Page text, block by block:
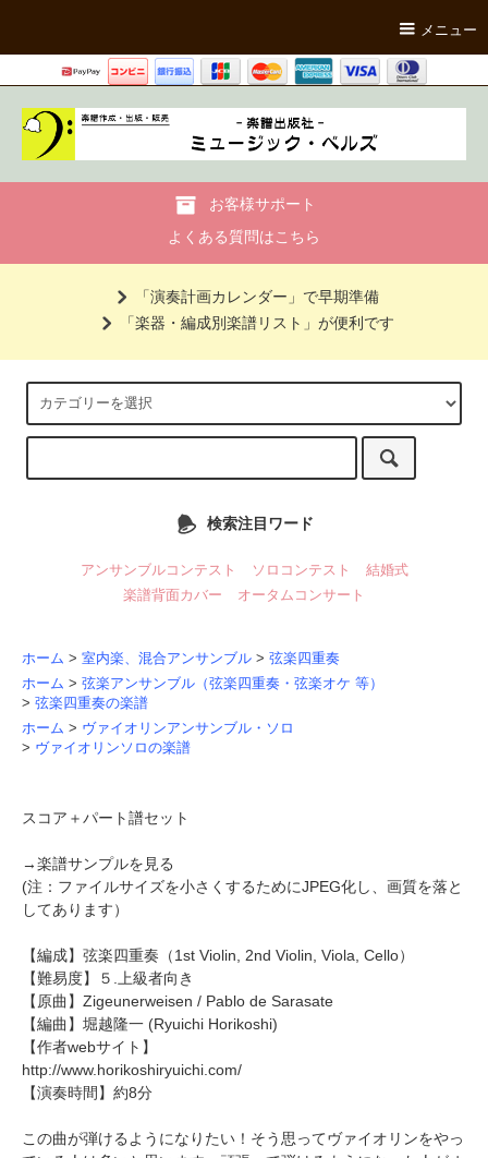
メニュー
お客様サポート
よくある質問はこちら
「演奏計画カレンダー」で早期準備
「楽器・編成別楽譜リスト」が便利です
検索注目ワード
アンサンブルコンテスト ソロコンテスト
結婚式
楽譜背面カバー
オータムコンサート
ホーム > 室内楽、混合アンサンブル > 弦楽四重奏
ホーム > 弦楽アンサンブル（弦楽四重奏・弦楽オケ 等）
> 弦楽四重奏の楽譜
ホーム > ヴァイオリンアンサンブル・ソロ
> ヴァイオリンソロの楽譜
スコア＋パート譜セット
→楽譜サンプルを見る
(注：ファイルサイズを小さくするためにJPEG化し、画質を落と
してあります）
【編成】 弦楽四重奏 （1st Violin, 2nd Violin, Viola, Cello）
【難易度】５.上級者向き
【原曲】 Zigeunerweisen / Pablo de Sarasate
【編曲】 堀越隆一 (Ryuichi Horikoshi)
【作者webサイト】
http://www.horikoshiryuichi.com/
【演奏時間】約8分
この曲が弾けるようになりたい！そう思ってヴァイオリンをやっ